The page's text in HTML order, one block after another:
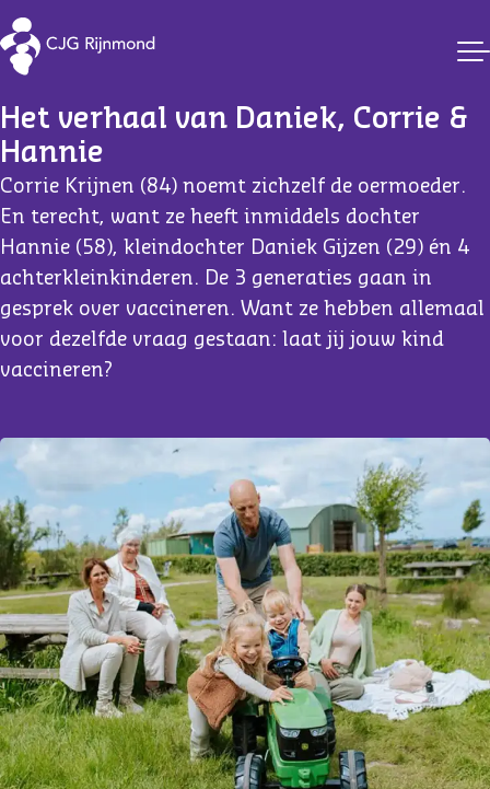
Vaccinaties CJG Rijnmond
Het verhaal van Daniek, Corrie &
Hannie
Corrie Krijnen (84) noemt zichzelf de oermoeder.
En terecht, want ze heeft inmiddels dochter
Hannie (58), kleindochter Daniek Gijzen (29) én 4
achterkleinkinderen. De 3 generaties gaan in
gesprek over vaccineren. Want ze hebben allemaal
voor dezelfde vraag gestaan: laat jij jouw kind
vaccineren?